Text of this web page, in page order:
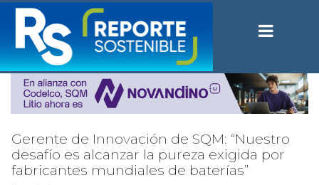
Gerente de Innovación de SQM: “Nuestro
desafío es alcanzar la pureza exigida por
fabricantes mundiales de baterías”